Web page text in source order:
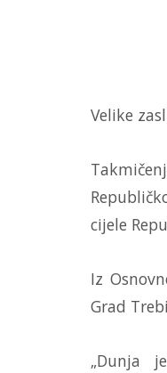
Velike
cijele
Iz
Grad
„Dunja